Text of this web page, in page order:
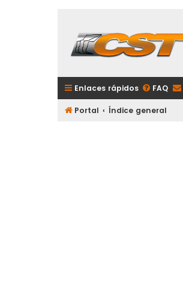
Enlaces rápidos FAQ
Portal Índice general